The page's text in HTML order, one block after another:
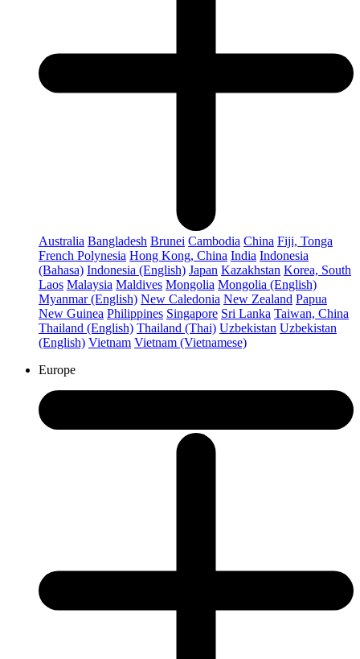
Australia Bangladesh Brunei Cambodia China Fiji, Tonga
French Polynesia Hong Kong, China India Indonesia
(Bahasa) Indonesia (English) Japan Kazakhstan Korea, South
Laos Malaysia Maldives Mongolia Mongolia (English)
Myanmar (English) New Caledonia New Zealand Papua
New Guinea Philippines Singapore Sri Lanka Taiwan, China
Thailand (English) Thailand (Thai) Uzbekistan Uzbekistan
(English) Vietnam Vietnam (Vietnamese)
Europe